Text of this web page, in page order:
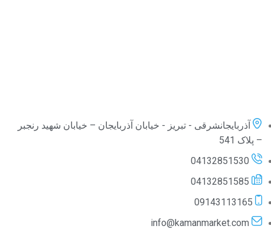
آذربایجانشرقی - تبریز - خیابان آذربایجان – خیابان شهید رنجبر
– پلاک 541
04132851530
04132851585
09143113165
info@kamanmarket.com